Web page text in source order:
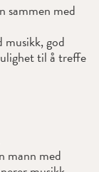
sammen med
god
til å treffe
mann med